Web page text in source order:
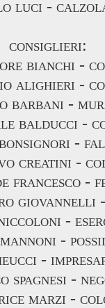
luci -
consiglieri:
bianchi -
alighieri -
barbani -
balducci -
-
creatini -
francesco -
giovannelli
-
-
-
spagnesi -
marzi -